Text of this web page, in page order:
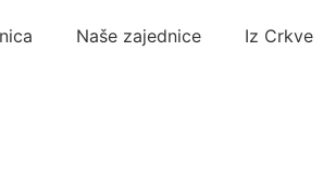
Naše zajednice Iz Crkve